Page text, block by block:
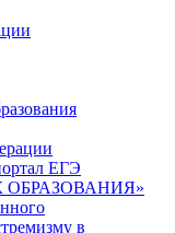
ЕГЭ
ОБРАЗОВАНИЯ»
в